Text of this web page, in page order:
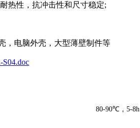
热性，抗冲击性和尺寸稳定;
，电脑外壳，大型薄壁制件等
S04.doc
80-90℃，5-8h